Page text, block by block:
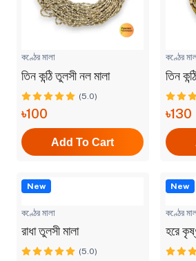
কণ্ঠের মালা
তিন কন্ঠি তুলসী নল মালা
(5.0)
৳100
Add To Cart
কণ্ঠের
তিন
৳130
New
কণ্ঠের মালা
রাধা তুলসী মালা
(5.0)
New
কণ্ঠের
হরে